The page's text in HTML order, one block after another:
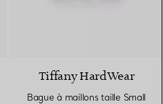
Tiffany HardWear
Bague à maillons taille Small